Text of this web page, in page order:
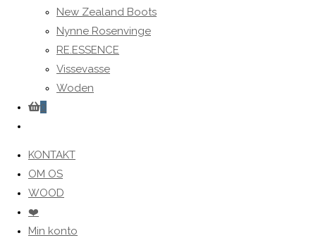
New Zealand Boots
Nynne Rosenvinge
RE.ESSENCE
Vissevasse
Woden
0
search
KONTAKT
OM OS
WOOD
❤️
Min konto